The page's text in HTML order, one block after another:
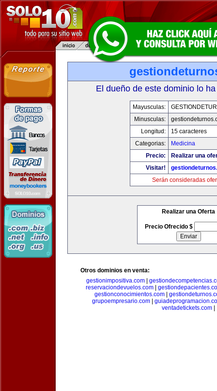
El dueño de este dominio lo
Mayusculas:
Minusculas:
Longitud:
15 caracteres
Categorias:
Medicina
Precio:
Realizar una
Visitar!
Serán consideradas
Realizar una Oferta
Precio Ofrecido $
Otros dominios en venta:
gestionimpositiva.com
reservaciondevuelos.com
gestionconocimientos.com
grupoempresario.com|
ventadetickets.com